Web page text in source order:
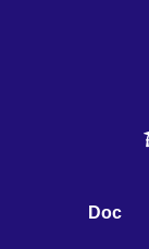
Doc